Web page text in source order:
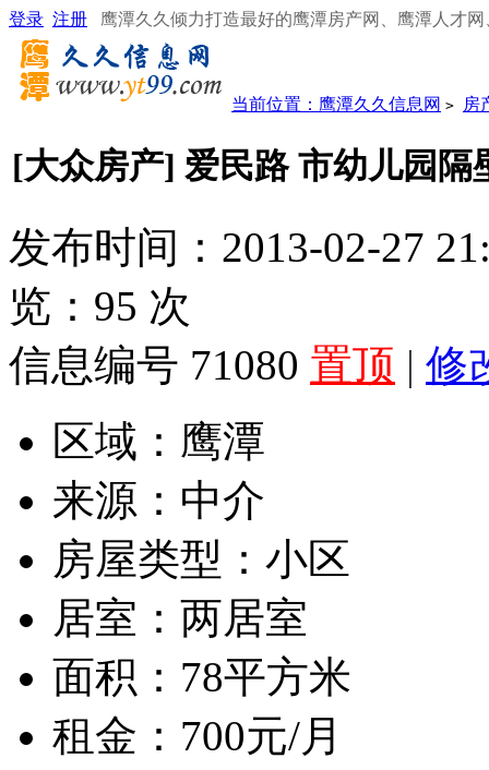
登录 注册 鹰潭久久倾力打造最好的鹰潭房产网、鹰潭人才
当前位置： 鹰潭久久信息网 > 房
[大众房产] 爱民路 市幼儿园隔
发布时间：2013-02-27
览： 95 次
信息编号 71080 置顶 | 修
区域： 鹰潭
来源： 中介
房屋类型： 小区
居室： 两居室
面积： 78平方米
租金： 700元/月